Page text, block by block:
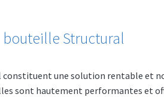
bouteille Structural
une solution rentable et
sont hautement performantes et